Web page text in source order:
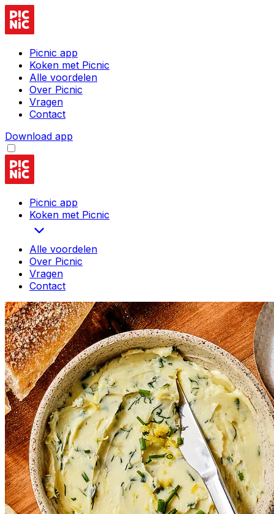
Picnic app
Koken met Picnic
Alle voordelen
Over Picnic
Vragen
Contact
Download app
Picnic app
Koken met Picnic
Alle voordelen
Over Picnic
Vragen
Contact